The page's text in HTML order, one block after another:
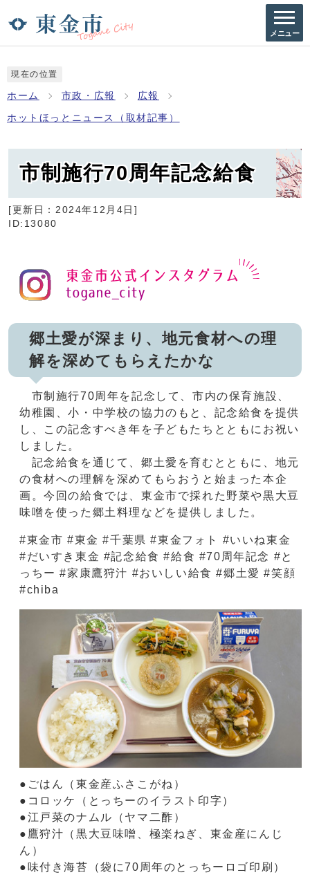
メニュー
現在の位置
ホーム 市政・広報 広報
ホットほっとニュース（取材記事）
市制施行70周年記念給食
[更新日： 2024年12月4日 ]
ID:13080
郷土愛が深まり、地元食材への理
解を深めてもらえたかな
市制施行70周年を記念して、市内の保育施設、
幼稚園、小・中学校の協力のもと、記念給食を提供
し、この記念すべき年を子どもたちとともにお祝い
しました。
記念給食を通じて、郷土愛を育むとともに、地元
の食材への理解を深めてもらおうと始まった本企
画。今回の給食では、東金市で採れた野菜や黒大豆
味噌を使った郷土料理などを提供しました。
#東金市 #東金 #千葉県 #東金フォト #いいね東金
#だいすき東金 #記念給食 #給食 #70周年記念 #と
っちー #家康鷹狩汁 #おいしい給食 #郷土愛 #笑顔
#chiba
●ごはん（東金産ふさこがね）
●コロッケ（とっちーのイラスト印字）
●江戸菜のナムル（ヤマ二酢）
●鷹狩汁（黒大豆味噌、極楽ねぎ、東金産にんじ
ん）
●味付き海苔（袋に70周年のとっちーロゴ印刷）